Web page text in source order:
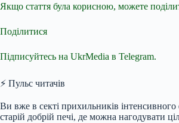
Якщо стаття була корисною, можете
Поділитися
Підписуйтесь на UkrMedia в Telegram.
⚡ Пульс читачів
Ви вже в секті прихильників інтенсивного
старій добрій печі, де можна нагодувати